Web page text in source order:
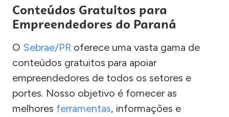
Conteúdos Gratuitos para
Empreendedores do Paraná
O Sebrae/PR oferece uma vasta gama de
conteúdos gratuitos para apoiar
empreendedores de todos os setores e
portes. Nosso objetivo é fornecer as
melhores ferramentas, informações e